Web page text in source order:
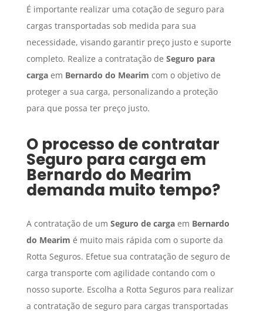
É importante realizar uma cotação de seguro para
cargas transportadas sob medida para sua
necessidade, visando garantir preço justo e suporte
completo. Realize a contratação de Seguro para
cargaem Bernardo do Mearim com o objetivo de
proteger a sua carga, personalizando a proteção
para que possa ter preço justo.
O processo de contratar
Seguro para carga em
Bernardo do Mearim
demanda muito tempo?
A contratação de um Seguro de cargaem Bernardo
do Mearim é muito mais rápida com o suporte da
Rotta Seguros. Efetue sua contratação de seguro de
carga transporte com agilidade contando com o
nosso suporte. Escolha a Rotta Seguros para realizar
a contratação de seguro para cargas transportadas